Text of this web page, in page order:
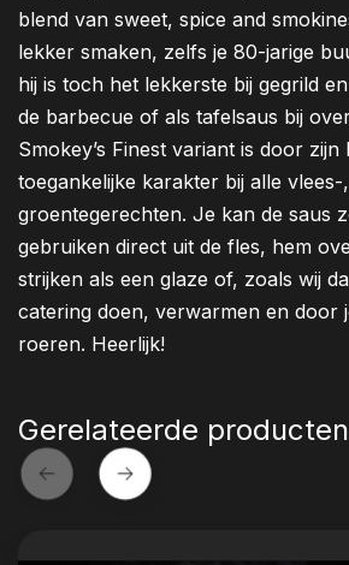
blend van sweet, spice and
lekker smaken, zelfs je 80-jarige
hij is toch het lekkerste bij gegrild
de barbecue of als tafelsaus bij
Smokey’s Finest variant is door zijn
toegankelijke karakter bij alle
groentegerechten. Je kan de saus
gebruiken direct uit de fles, hem
strijken als een glaze of, zoals wij
catering doen, verwarmen en door
roeren. Heerlijk!
Gerelateerde producten